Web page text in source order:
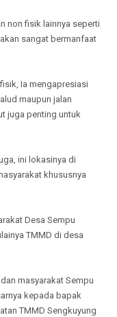
non fisik lainnya seperti
sangat bermanfaat
Ia mengapresiasi
maupun jalan
juga penting untuk
ini lokasinya di
khususnya
Desa Sempu
TMMD di desa
masyarakat Sempu
kepada bapak
TMMD Sengkuyung